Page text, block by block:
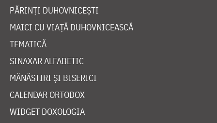
PĂRINȚI DUHOVNICEȘTI
MAICI CU VIAȚĂ DUHOVNICEASCĂ
TEMATICĂ
SINAXAR ALFABETIC
MĂNĂSTIRI ȘI BISERICI
CALENDAR ORTODOX
WIDGET DOXOLOGIA